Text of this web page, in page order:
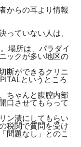
耳より情報
ていない人は、
場所は、パラダイ
ックが多い地区の
断ができるクリニ
というところ
ちゃんと腹腔内部
口させてもらって
ン漬にしてもらい
税関で質問を受け
問題なし」とのこ